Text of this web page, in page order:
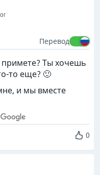
Перевод
примете? Ты хочешь
то еще? 🙂
и мы вместе
0